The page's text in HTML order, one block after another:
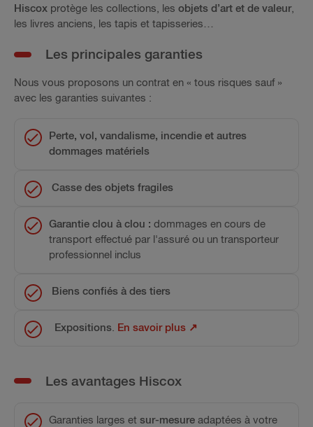
Hiscox protège les collections, les objets d’art et de valeur,
les livres anciens, les tapis et tapisseries…
Les principales garanties
Nous vous proposons un contrat en « tous risques sauf »
avec les garanties suivantes :
Perte, vol, vandalisme, incendie et autres
dommages matériels
Casse des objets fragiles
Garantie clou à clou : dommages en cours de
transport effectué par l'assuré ou un transporteur
professionnel inclus
Biens confiés à des tiers
Expositions En savoir plus ↗
Les avantages Hiscox
Garanties larges et sur-mesure adaptées à votre